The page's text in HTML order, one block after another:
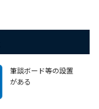
筆談ボード等の設置
がある